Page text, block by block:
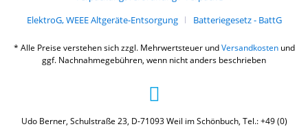
ElektroG, WEEE Altgeräte-Entsorgung
Batteriegesetz - BattG
* Alle Preise verstehen sich zzgl. Mehrwertsteuer undVersandkostenund
ggf. Nachnahmegebühren, wenn nicht anders beschrieben
Udo Berner, Schulstraße 23, D-71093 Weil im Schönbuch, Tel.: +49 (0)